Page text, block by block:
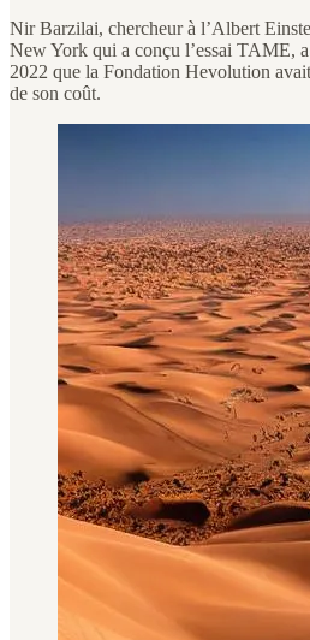
Nir Barzilai, chercheur à l’Albert
New York qui a conçu l’essai TAME,
2022 que la Fondation Hevolution
de son coût.